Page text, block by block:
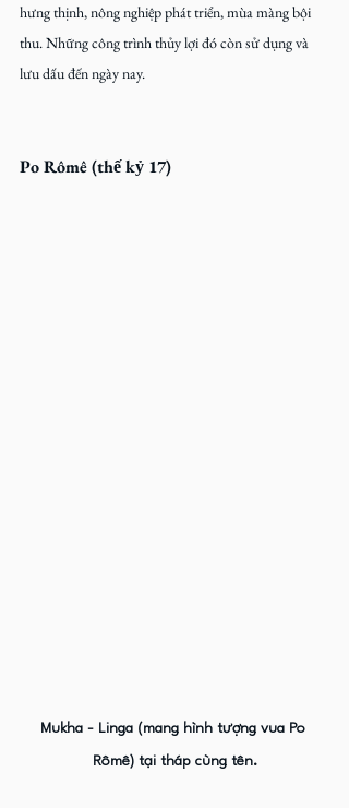
hưng thịnh, nông nghiệp phát triển, mùa màng bội
thu. Những công trình thủy lợi đó còn sử dụng và
lưu dấu đến ngày nay.
Po Rômê (thế kỷ 17)
Mukha - Linga (mang hình tượng vua Po
Rômê) tại tháp cùng tên.